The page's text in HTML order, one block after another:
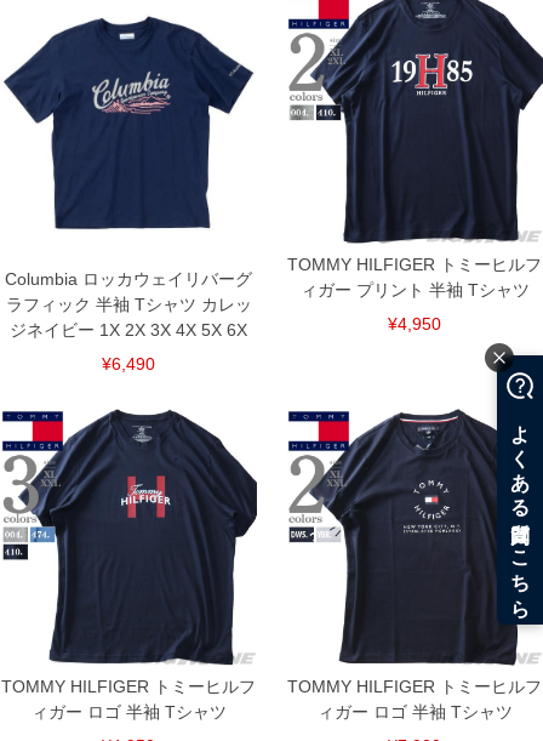
COLOR VARIATION
Columbia ロッカウェイリバーグ
ラフィック 半袖 Tシャツ カレッ
ジネイビー 1X 2X 3X 4X 5X 6X
¥6,490
TOMMY HILFIGER トミーヒルフ
ィガー プリント 半袖 Tシャツ
¥4,950
TOMMY HILFIGER トミーヒルフ
ィガー ロゴ 半袖 Tシャツ
TOMMY HILFIGER トミーヒルフ
ィガー ロゴ 半袖 Tシャツ